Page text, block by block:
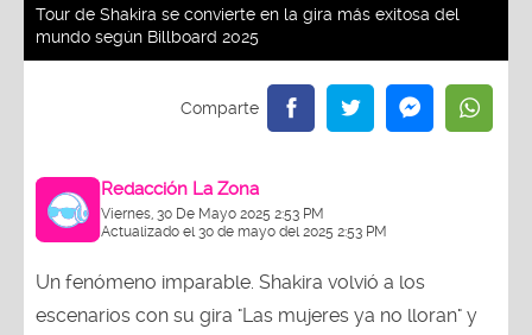
Tour de Shakira se convierte en la gira más exitosa del
mundo según Billboard 2025
Redacción La Zona
Viernes, 30 De Mayo 2025 2:53 PM
Actualizado el 30 de mayo del 2025 2:53 PM
Un fenómeno imparable. Shakira volvió a los
escenarios con su gira "Las mujeres ya no lloran" y